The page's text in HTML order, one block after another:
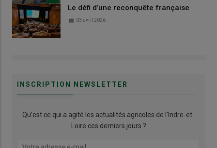
Le défi d’une reconquête française
03 avril 2026
INSCRIPTION NEWSLETTER
Qu’est ce qui a agité les actualités agricoles de l'Indre-et-
Loire ces derniers jours ?